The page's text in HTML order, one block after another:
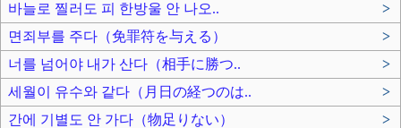
바늘로 찔러도 피 한방울 안 나오..
>
면죄부를 주다（免罪符を与える）
>
너를 넘어야 내가 산다（相手に勝つ..
>
세월이 유수와 같다（月日の経つのは..
>
간에 기별도 안 가다（物足りない）
>